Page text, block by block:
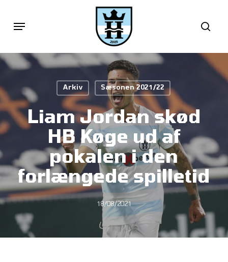
content
Menu
Arkiv Sæsonen 2021/22
Liam Jordan skød
HB Køge ud af
pokalen i den
forlængede spilletid
18/08/2021